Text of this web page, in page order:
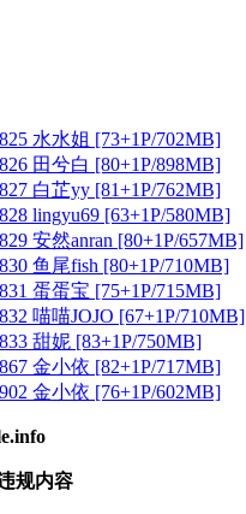
水水姐 [73+1P/702MB]
田兮白 [80+1P/898MB]
白芷yy [81+1P/762MB]
lingyu69 [63+1P/580MB]
安然anran [80+1P/657MB]
鱼尾fish [80+1P/710MB]
蛋蛋宝 [75+1P/715MB]
喵喵JOJO [67+1P/710MB]
甜妮 [83+1P/750MB]
金小依 [82+1P/717MB]
金小依 [76+1P/602MB]
规内容